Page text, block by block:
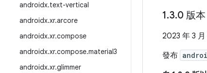
androidx.text-vertical
androidx.xr.arcore
androidx.xr.compose
androidx.xr.compose.material3
androidx.xr.glimmer
1.3.0 版本
2023 年 3 月
發布